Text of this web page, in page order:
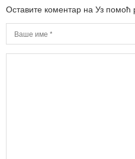
Оставите коментар на Уз помоћ